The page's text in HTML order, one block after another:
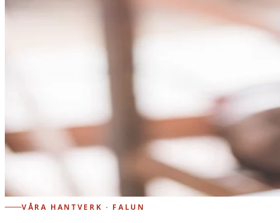
VÅRA HANTVERK · FALUN